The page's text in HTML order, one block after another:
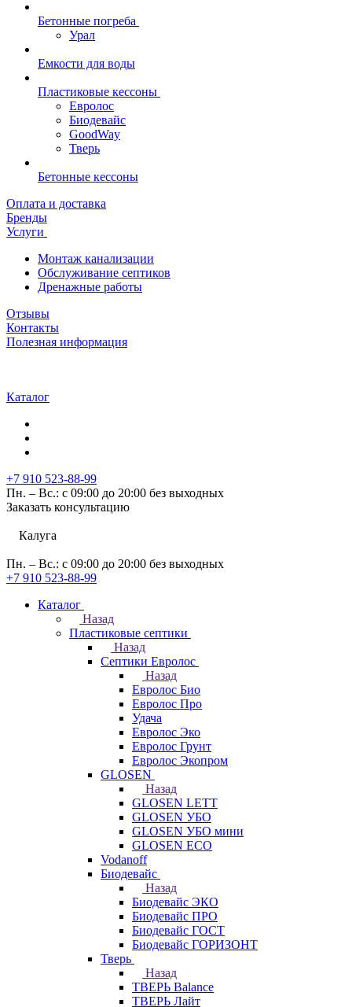
Бетонные погреба
Урал
Емкости для воды
Пластиковые кессоны
Евролос
Биодевайс
GoodWay
Тверь
Бетонные кессоны
Оплата и доставка
Бренды
Услуги
Монтаж канализации
Обслуживание септиков
Дренажные работы
Отзывы
Контакты
Полезная информация
Каталог
+7 910 523-88-99
Пн. – Вс.: с 09:00 до 20:00 без выходных
Заказать консультацию
Калуга
Пн. – Вс.: с 09:00 до 20:00 без выходных
+7 910 523-88-99
Каталог
Назад
Пластиковые септики
Назад
Септики Евролос
Назад
Евролос Био
Евролос Про
Удача
Евролос Эко
Евролос Грунт
Евролос Экопром
GLOSEN
Назад
GLOSEN LETT
GLOSEN УБО
GLOSEN УБО мини
GLOSEN ECO
Vodanoff
Биодевайс
Назад
Биодевайс ЭКО
Биодевайс ПРО
Биодевайс ГОСТ
Биодевайс ГОРИЗОНТ
Тверь
Назад
ТВЕРЬ Balance
ТВЕРЬ Лайт